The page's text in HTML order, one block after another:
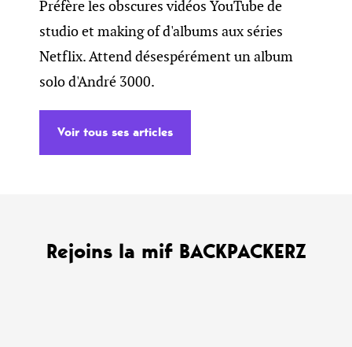
Préfère les obscures vidéos YouTube de
studio et making of d'albums aux séries
Netflix. Attend désespérément un album
solo d'André 3000.
Voir tous ses articles
Rejoins la mif BACKPACKERZ